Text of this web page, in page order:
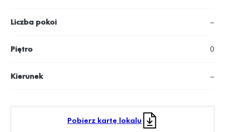
Liczba pokoi –
Piętro 0
Kierunek –
Pobierz kartę lokalu